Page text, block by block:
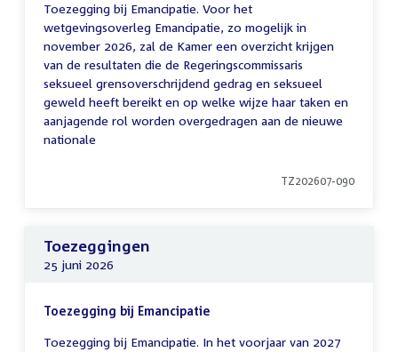
Toezegging bij Emancipatie. Voor het
wetgevingsoverleg Emancipatie, zo mogelijk in
november 2026, zal de Kamer een overzicht krijgen
van de resultaten die de Regeringscommissaris
seksueel grensoverschrijdend gedrag en seksueel
geweld heeft bereikt en op welke wijze haar taken en
aanjagende rol worden overgedragen aan de nieuwe
nationale
TZ202607-090
Toezeggingen
25 juni 2026
Toezegging bij Emancipatie
Toezegging bij Emancipatie. In het voorjaar van 2027